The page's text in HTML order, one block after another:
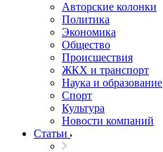
Авторские колонки
Политика
Экономика
Общество
Происшествия
ЖКХ и транспорт
Наука и образование
Спорт
Культура
Новости компаний
Статьи